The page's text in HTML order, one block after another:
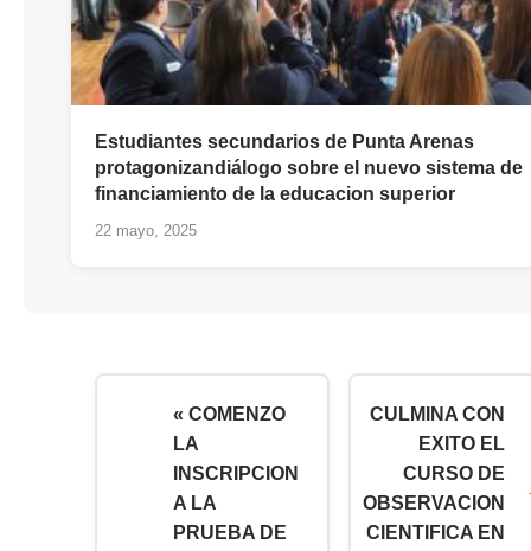
Estudiantes secundarios de Punta Arenas
protagonizandiálogo sobre el nuevo sistema de
financiamiento de la educacion superior
22 mayo, 2025
« COMENZO
LA
INSCRIPCION
A LA
PRUEBA DE
CULMINA CON
EXITO EL
CURSO DE
OBSERVACION
CIENTIFICA EN